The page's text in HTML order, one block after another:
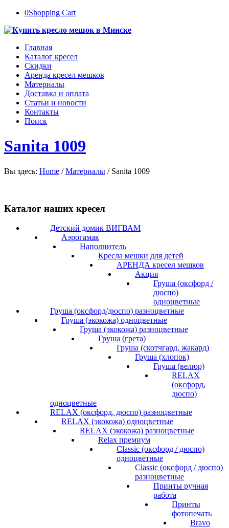
0Shopping Cart
Главная
Каталог кресел
Скидки
Аренда кресел мешков
Материалы
Доставка и оплата
Статьи и новости
Контакты
Поиск
Sanita 1009
Вы здесь: Home / Материалы / Sanita 1009
Каталог наших кресел
Детский домик ВИГВАМ
Аэрогамак
Наполнитель
Кресла мешки для детей
АРЕНДА кресел мешков
Акция
Груша (оксфорд /
дюспо)
одноцветные
Груша (оксфорд/дюспо) разноцветные
Груша (экокожа) одноцветные
Груша (экокожа) разноцветные
Груша (грета)
Груша (скотчгард, жакард)
Груша (хлопок)
Груша (велюр)
RELAX
(оксфорд,
дюспо)
одноцветные
RELAX (оксфорд, дюспо) разноцветные
RELAX (экокожа) одноцветные
RELAX (экокожа) разноцветные
Relax премиум
Classic (оксфорд / дюспо)
одноцветные
Classic (оксфорд / дюспо)
разноцветные
Принты ручная
работа
Принты
фотопечать
Bravo